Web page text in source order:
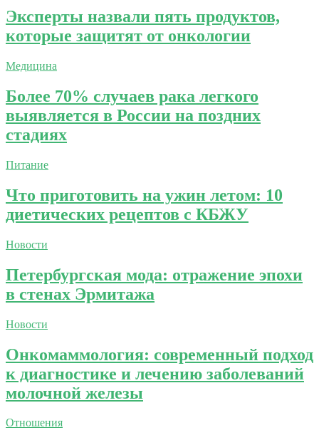
Эксперты назвали пять продуктов,
которые защитят от онкологии
Медицина
Более 70% случаев рака легкого
выявляется в России на поздних
стадиях
Питание
Что приготовить на ужин летом: 10
диетических рецептов с КБЖУ
Новости
Петербургская мода: отражение эпохи
в стенах Эрмитажа
Новости
Онкомаммология: современный подход
к диагностике и лечению заболеваний
молочной железы
Отношения